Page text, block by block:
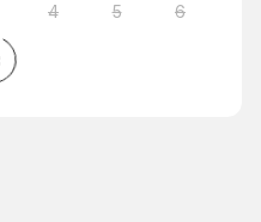
4 5 6